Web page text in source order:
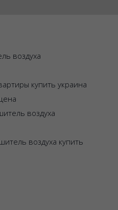
воздуха
купить украина
воздуха
воздуха купить